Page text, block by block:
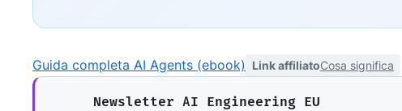
Guida completa AI Agents (ebook) Link affiliatoCosa significa
Newsletter AI Engineering EU